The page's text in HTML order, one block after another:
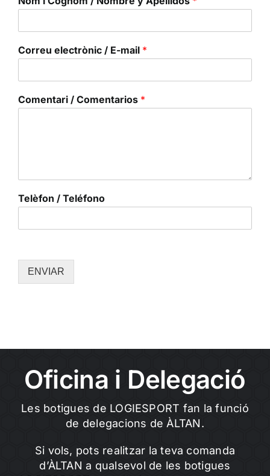
Correu electrònic / E-mail *
Comentari / Comentarios *
Telèfon / Teléfono
ENVIAR
Oficina i Delegació
Les botigues de LOGIESPORT fan la funció
de delegacions de ÀLTAN.
Si vols, pots realitzar la teva comanda
d’ÀLTAN a qualsevol de les botigues